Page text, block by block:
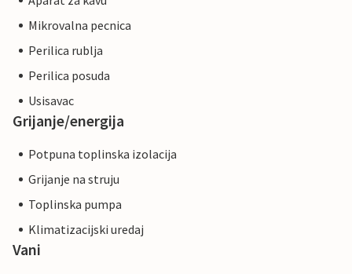
Mikrovalna pecnica
Perilica rublja
Perilica posuda
Usisavac
Grijanje/energija
Potpuna toplinska izolacija
Grijanje na struju
Toplinska pumpa
Klimatizacijski uredaj
Vani